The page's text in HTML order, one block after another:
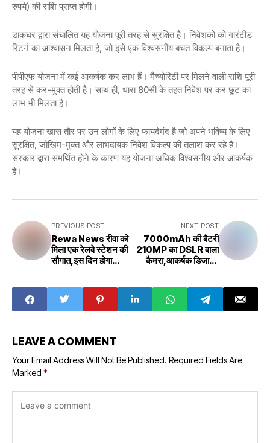
रुपये) की राशि प्राप्त होगी।
डाकघर द्वारा संचालित यह योजना पूरी तरह से सुरक्षित है। निवेशकों को गारंटीड
रिटर्न का आश्वासन मिलता है, जो इसे एक विश्वसनीय बचत विकल्प बनाता है।
पीपीएफ योजना में कई आकर्षक कर लाभ हैं। मैच्योरिटी पर मिलने वाली राशि पूरी
तरह से कर-मुक्त होती है। साथ ही, धारा 80सी के तहत निवेश पर कर छूट का
लाभ भी मिलता है।
यह योजना खास तौर पर उन लोगों के लिए फायदेमंद है जो अपने भविष्य के लिए
सुरक्षित, जोखिम-मुक्त और लाभदायक निवेश विकल्प की तलाश कर रहे हैं।
सरकार द्वारा समर्थित होने के कारण यह योजना अधिक विश्वसनीय और आकर्षक
है।
PREVIOUS POST
Rewa News रीवा को
मिला एक रेलवे स्टेशन की
सौगात,इस दिन होगा
सुविधा
NEXT POST
7000mAh की बैटरी
210MP का DSLR वाला
कैमरा,आकर्षक डिजाइन
LEAVE A COMMENT
Your Email Address Will Not Be Published. Required Fields Are
Marked *